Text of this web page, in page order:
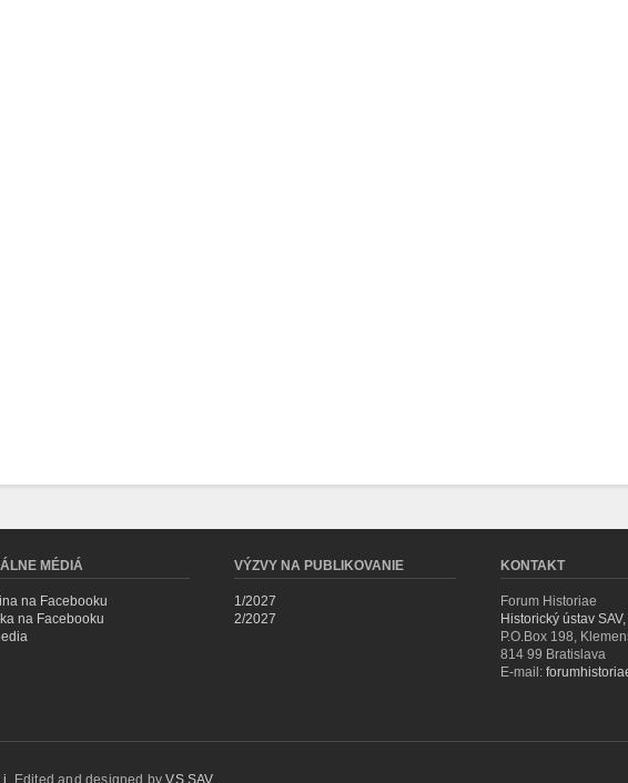
MÉDIÁ
na Facebooku
na Facebooku
VÝZVY NA PUBLIKOVANIE
1/2027
2/2027
KONTAKT
Forum Historiae
Historický ústav SAV,
P.O.Box 198,
814 99 Bratislava
E-mail: